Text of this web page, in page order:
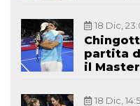
18 Dic,
partita
il
18 Dic,